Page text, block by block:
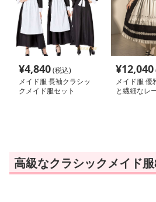
¥4,840(税込)
メイド服 長袖クラシッ
クメイド服セット
¥12,040
メイド服 優
と繊細なレ
高級なクラシックメイド